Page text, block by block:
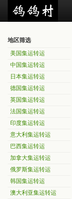
地区筛选
美国集运转运
中国集运转运
日本集运转运
德国集运转运
英国集运转运
法国集运转运
印度集运转运
意大利集运转运
巴西集运转运
加拿大集运转运
俄罗斯集运转运
韩国集运转运
澳大利亚集运转运